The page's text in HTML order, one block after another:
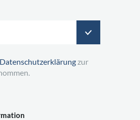
Datenschutzerklärung zur